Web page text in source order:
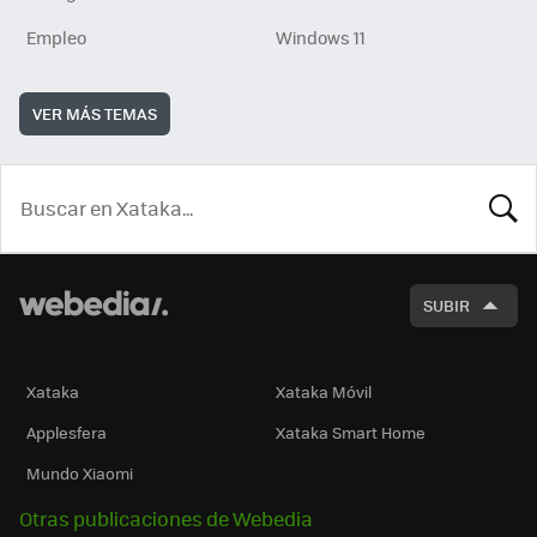
Empleo
Windows 11
VER MÁS TEMAS
SUBIR
Xataka
Xataka Móvil
Applesfera
Xataka Smart Home
Mundo Xiaomi
Otras publicaciones de Webedia